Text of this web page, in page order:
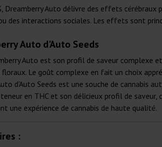
Dreamberry Auto délivre des effets
des interactions sociales. Les effets sont
Auto d'Auto Seeds
Auto est son profil de saveur complexe
Le goût complexe en fait un choix
d'Auto Seeds est une souche de cannabis
en THC et son délicieux profil de
une expérience de cannabis de haute qualité.
: